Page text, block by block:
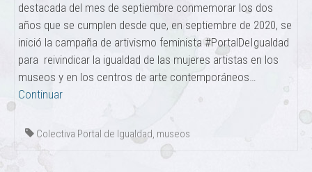
destacada del mes de septiembre conmemorar los dos
años que se cumplen desde que, en septiembre de 2020, se
inició la campaña de artivismo feminista #PortalDeIgualdad
para reivindicar la igualdad de las mujeres artistas en los
museos y en los centros de arte contemporáneos…
Continuar
Colectiva Portal de Igualdad, museos